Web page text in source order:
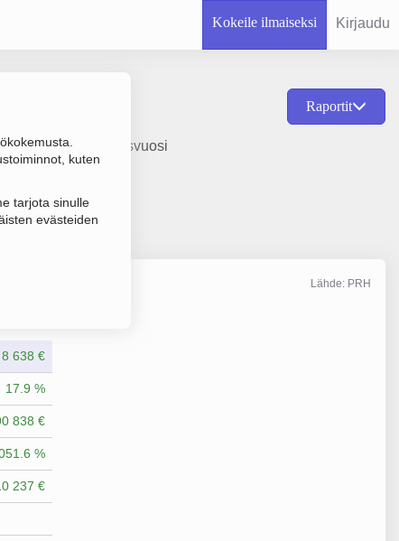
Kokeile ilmaiseksi Kirjaudu
kuten
tarjota sinulle
evästeiden
Raportit
hallinta, perustamisvuosi
Lähde: PRH
8 638 €
17.9 %
838 €
%
237 €